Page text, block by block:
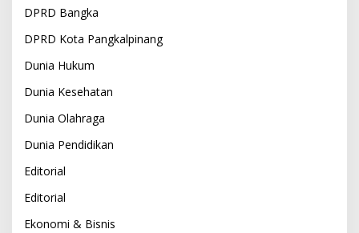
DPRD Bangka
DPRD Kota Pangkalpinang
Dunia Hukum
Dunia Kesehatan
Dunia Olahraga
Dunia Pendidikan
Editorial
Editorial
Ekonomi & Bisnis